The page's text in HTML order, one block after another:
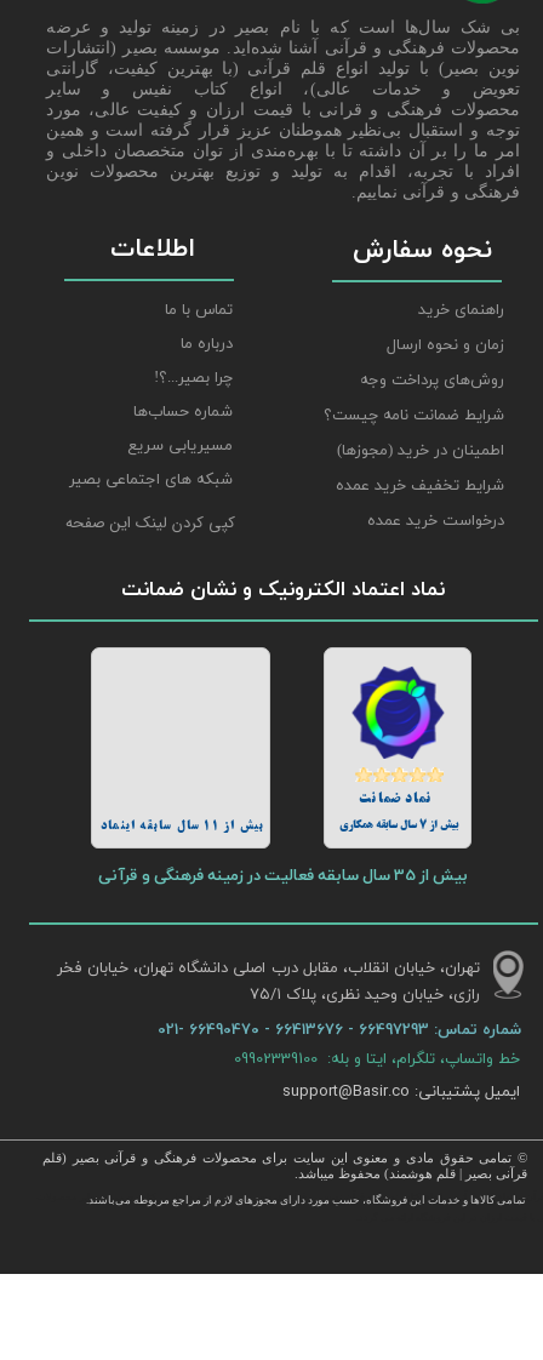
نحوه سفارش
راهنمای خرید
زمان و نحوه ارسال
روش‌های پرداخت وجه
شرایط ضمانت نامه چیست؟
اطمینان در خرید (مجوزها)
شرایط تخفیف خرید عمده
درخواست خرید عمده
© تمامی حقوق مادی و معنوی این سایت برای محصولات فرهنگی و قرآنی بصیر (قلم
قرآنی بصیر | قلم هوشمند) محفوظ میباشد.
تمامی كالاها و خدمات این فروشگاه، حسب مورد دارای مجوزهای لازم از مراجع مربوطه می‌باشند.
، انواع قلم قرآنی ، انواع کتاب نفیس و قرآن نفیس , قرآن عروس , کتب نفیس و معطر , کتاب چرمی و سایر محصولات
نماد اعتماد الکترونیک و نشان ضمانت
بیش از 11 سال سابقه اینماد
بیش از 35 سال سابقه فعالیت در زمینه فرهنگی و قرآنی
بیش از 7 سال سابقه همکاری
اطلاعات
تماس با ما
درباره ما
چرا بصیر...؟!
شماره حساب‌ها
مسیریابی سریع
شبکه های اجتماعی بصیر
تهران، خیابان انقلاب، مقابل درب اصلی دانشگاه تهران، خیابان فخر
رازی، خیابان وحید نظری، پلاک ۷۵/۱​​​​​​​
شماره تماس:
بی شک سال‌ها است که با نام بصیر در زمینه تولید و عرضه
محصولات فرهنگی و قرآنی آشنا شده‌اید. موسسه بصیر (انتشارات
نوین بصیر) با تولید انواع قلم قرآنی (با بهترین کیفیت، گارانتی
تعویض و خدمات عالی)، انواع کتاب نفیس و سایر
محصولات فرهنگی و قرانی با قیمت ارزان و کیفیت عالی، مورد
توجه و استقبال بی‌نظیر هموطنان عزیز قرار گرفته است و همین
امر ما را بر آن داشته تا با بهره‌مندی از توان متخصصان داخلی و
افراد با تجربه، اقدام به تولید و توزیع بهترین محصولات نوین
فرهنگی و قرآنی نماییم.
خط واتساپ، تلگرام، ایتا و بله: 09902339100
ایمیل پشتیبانی: support@Basir.co
کپی کردن لینک این صفحه